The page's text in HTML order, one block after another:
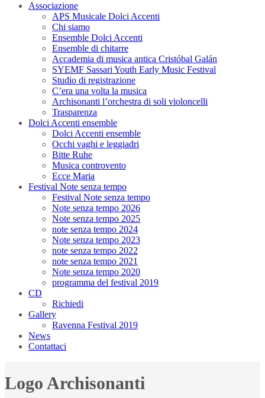
Associazione
APS Musicale Dolci Accenti
Chi siamo
Ensemble Dolci Accenti
Ensemble di chitarre
Accademia di musica antica Cristóbal Galán
SYEMF Sassari Youth Early Music Festival
Studio di registrazione
C’era una volta la musica
Archisonanti l’orchestra di soli violoncelli
Trasparenza
Dolci Accenti ensemble
Dolci Accenti ensemble
Occhi vaghi e leggiadri
Bitte Ruhe
Musica controvento
Ecce Maria
Festival Note senza tempo
Festival Note senza tempo
Note senza tempo 2026
Note senza tempo 2025
note senza tempo 2024
Note senza tempo 2023
note senza tempo 2022
note senza tempo 2021
Note senza tempo 2020
programma del festival 2019
CD
Richiedi
Gallery
Ravenna Festival 2019
News
Contattaci
Logo Archisonanti